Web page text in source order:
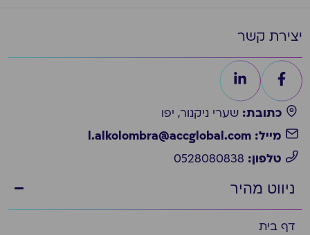
יצירת קשר
כתובת: שערי ניקנור, יפו
מייל: l.alkolombra@accglobal.com
טלפון:
ניווט מהיר
דף בית